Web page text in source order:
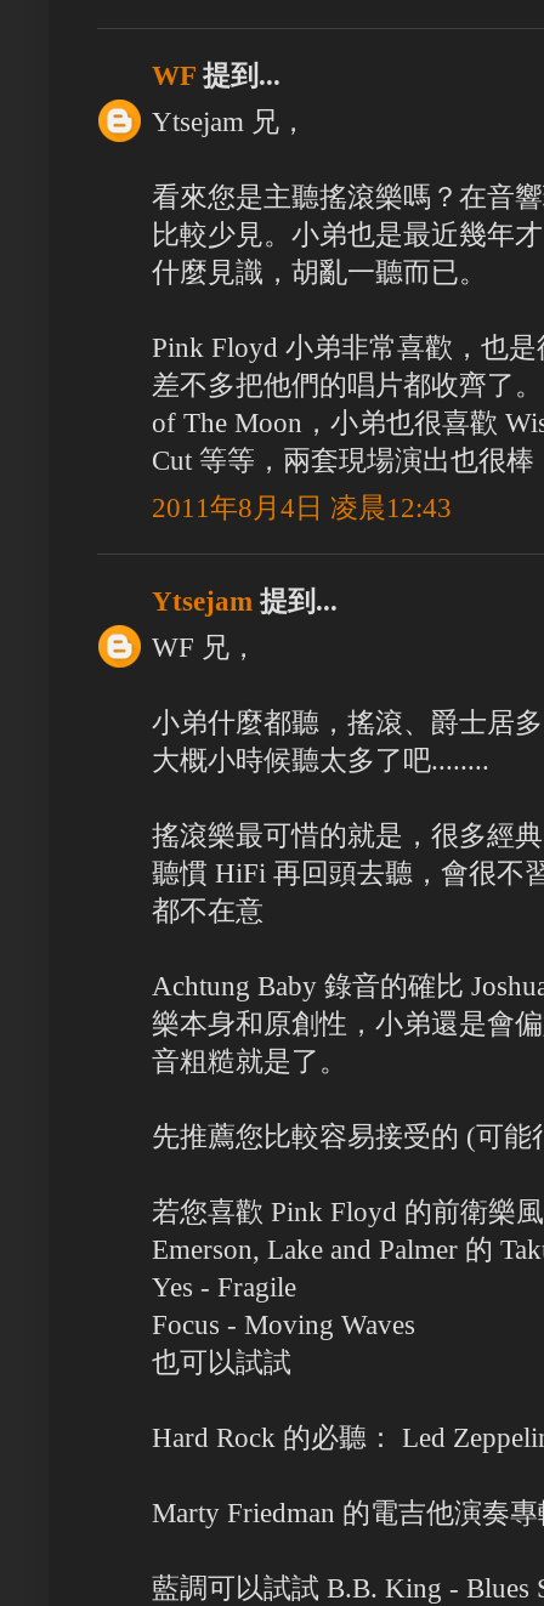
WF 提到...
Ytsejam 兄，
看來您是主聽搖滾樂嗎？在音
比較少見。小弟也是最近幾年
什麼見識，胡亂一聽而已。
Pink Floyd 小弟非常喜歡，也
差不多把他們的唱片都收齊了
of The Moon，小弟也很喜歡
Cut 等等，兩套現場演出也很棒
2011年8月4日 凌晨12:43
Ytsejam 提到...
WF 兄，
小弟什麼都聽，搖滾、爵士居
大概小時候聽太多了吧........
搖滾樂最可惜的就是，很多經
聽慣 HiFi 再回頭去聽，會很不
都不在意
Achtung Baby 錄音的確比
樂本身和原創性，小弟還是會
音粗糙就是了。
先推薦您比較容易接受的 (可能
若您喜歡 Pink Floyd 的前衛樂
Emerson, Lake and Palmer 的
Yes - Fragile
Focus - Moving Waves
也可以試試
Hard Rock 的必聽： Led
Marty Friedman 的電吉他演奏
藍調可以試試 B.B. King - Blues